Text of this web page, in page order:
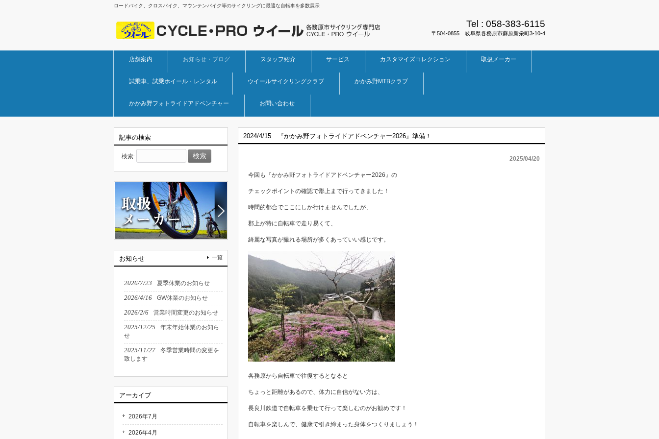
ロードバイク、クロスバイク、マウンテンバイク等のサイクリングに最適な自転車を多数展示
Tel : 058-383-6115
〒504-0855 岐阜県各務原市蘇原新栄町3-10-4
店舗案内 お知らせ・ブログ スタッフ紹介 サービス カスタマイズコレクション 取扱メーカー
試乗車、試乗ホイール・レンタル ウイールサイクリングクラブ かかみ野MTBクラブ
かかみ野フォトライドアドベンチャー お問い合わせ
2024/4/15 『かかみ野フォトライドアドベンチャー2026』準備！
2025/04/20
今回も『かかみ野フォトライドアドベンチャー2026』の
チェックポイントの確認で郡上まで行ってきました！
時間的都合でここにしか行けませんでしたが、
郡上が特に自転車で走り易くて、
綺麗な写真が撮れる場所が多くあっていい感じです。
各務原から自転車で往復するとなると
ちょっと距離があるので、体力に自信がない方は、
長良川鉄道で自転車を乗せて行って楽しむのがお勧めです！
自転車を楽しんで、健康で引き締まった身体をつくりましょう！
記事の検索
検索:
お知らせ 一覧
2026/7/23 夏季休業のお知らせ
2026/4/16 GW休業のお知らせ
2026/2/6 営業時間変更のお知らせ
2025/12/25
年末年始休業のお知ら
せ
2025/11/27
冬季営業時間の変更を
致します
アーカイブ
2026年7月
2026年4月